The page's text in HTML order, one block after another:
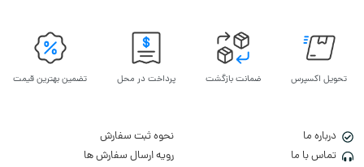
تحویل اکسپرس ضمانت بازگشت پرداخت در محل تضمین بهترین قیمت
درباره ما
تماس با ما
نحوه ثبت سفارش
رویه ارسال سفارش ها